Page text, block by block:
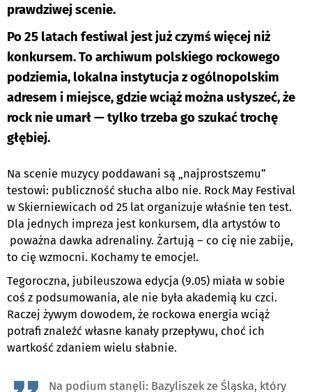
prawdziwej scenie.
Po 25 latach festiwal jest już czymś więcej niż
konkursem. To archiwum polskiego rockowego
podziemia, lokalna instytucja z ogólnopolskim
adresem i miejsce, gdzie wciąż można usłyszeć, że
rock nie umarł — tylko trzeba go szukać trochę
głębiej.
Na scenie muzycy poddawani są „najprostszemu”
testowi: publiczność słucha albo nie. Rock May Festival
w Skierniewicach od 25 lat organizuje właśnie ten test.
Dla jednych impreza jest konkursem, dla artystów to
poważna dawka adrenaliny. Żartują – co cię nie zabije,
to cię wzmocni. Kochamy te emocje!.
Tegoroczna, jubileuszowa edycja (9.05) miała w sobie
coś z podsumowania, ale nie była akademią ku czci.
Raczej żywym dowodem, że rockowa energia wciąż
potrafi znaleźć własne kanały przepływu, choć ich
wartkość zdaniem wielu słabnie.
Na podium stanęli: Bazyliszek ze Śląska, który